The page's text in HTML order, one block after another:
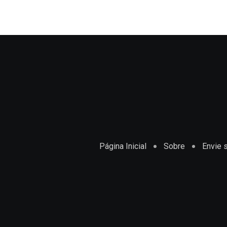
Página Inicial Sobre Envie